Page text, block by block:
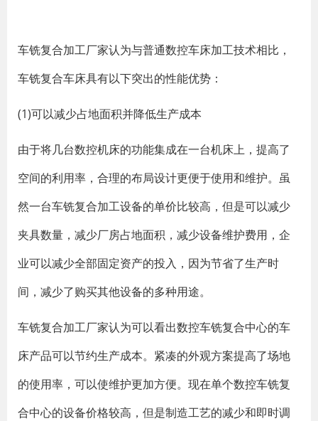
车铣复合加工厂家认为与普通数控车床加工技术相比，
车铣复合车床具有以下突出的性能优势：
(1)可以减少占地面积并降低生产成本
由于将几台数控机床的功能集成在一台机床上，提高了
空间的利用率，合理的布局设计更便于使用和维护。虽
然一台车铣复合加工设备的单价比较高，但是可以减少
夹具数量，减少厂房占地面积，减少设备维护费用，企
业可以减少全部固定资产的投入，因为节省了生产时
间，减少了购买其他设备的多种用途。
车铣复合加工厂家认为可以看出数控车铣复合中心的车
床产品可以节约生产成本。紧凑的外观方案提高了场地
的使用率，可以使维护更加方便。现在单个数控车铣复
合中心的设备价格较高，但是制造工艺的减少和即时调